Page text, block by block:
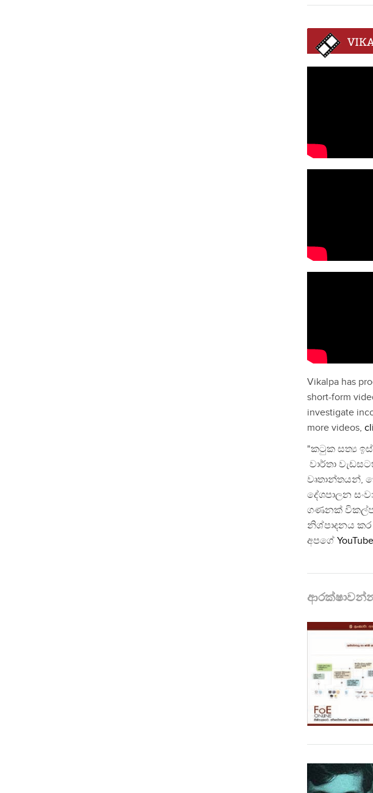
Vikalpa has
short-form
investigate
more videos,
"කටුක සත්‍ය
වාර්තා
වෘතාන්තයන්,
දේශපාලන
ගණනක් විකල්ප
නිශ්පාදනය
අපගේ YouTube